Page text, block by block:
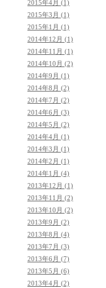
2015年4月 (1)
2015年3月 (1)
2015年1月 (1)
2014年12月 (1)
2014年11月 (1)
2014年10月 (2)
2014年9月 (1)
2014年8月 (2)
2014年7月 (2)
2014年6月 (3)
2014年5月 (2)
2014年4月 (1)
2014年3月 (1)
2014年2月 (1)
2014年1月 (4)
2013年12月 (1)
2013年11月 (2)
2013年10月 (2)
2013年9月 (2)
2013年8月 (4)
2013年7月 (3)
2013年6月 (7)
2013年5月 (6)
2013年4月 (2)